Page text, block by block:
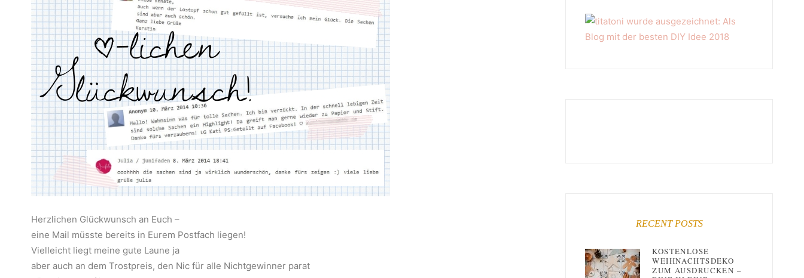
Herzlichen Glückwunsch an Euch –
eine Mail müsste bereits in Eurem Postfach liegen!
Vielleicht liegt meine gute Laune ja
aber auch an dem Trostpreis, den Nic für alle Nichtgewinner parat
RECENT POSTS
KOSTENLOSE
WEIHNACHTSDEKO
ZUM AUSDRUCKEN –